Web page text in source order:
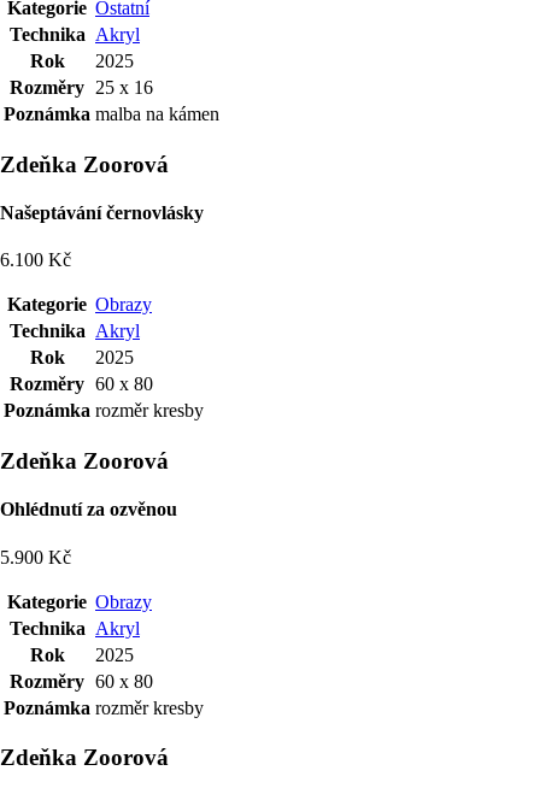
Kategorie Ostatní
Technika Akryl
Rok
2025
Rozměry 25 x 16
Poznámka malba na kámen
Zdeňka Zoorová
Našeptávání černovlásky
6.100 Kč
Kategorie Obrazy
Technika Akryl
Rok
2025
Rozměry 60 x 80
Poznámka rozměr kresby
Zdeňka Zoorová
Ohlédnutí za ozvěnou
5.900 Kč
Kategorie Obrazy
Technika Akryl
Rok
2025
Rozměry 60 x 80
Poznámka rozměr kresby
Zdeňka Zoorová